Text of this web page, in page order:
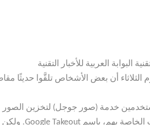
البوابة العربية للأخبار التقنية
أن بعض الأشخاص تلقَّوا حديثًا
خدمة (صور جوجل) لتخزين الصور